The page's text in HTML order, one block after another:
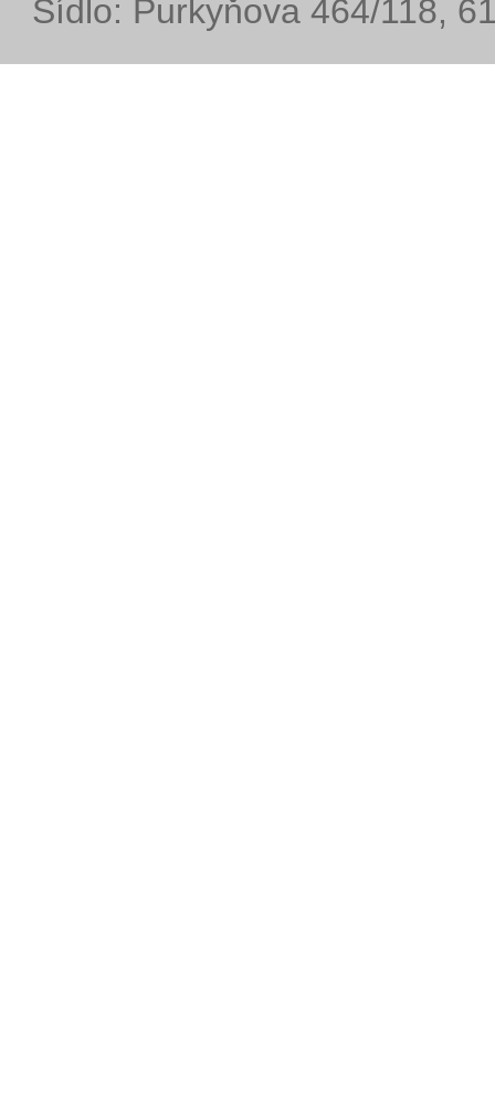
Sídlo: Purkyňova 464/118,